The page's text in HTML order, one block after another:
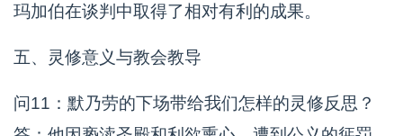
玛加伯在谈判中取得了相对有利的成果。
五、灵修意义与教会教导
问11：默乃劳的下场带给我们怎样的灵修反思？